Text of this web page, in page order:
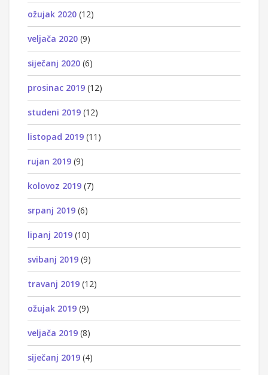
ožujak 2020 (12)
veljača 2020 (9)
siječanj 2020 (6)
prosinac 2019 (12)
studeni 2019 (12)
listopad 2019 (11)
rujan 2019 (9)
kolovoz 2019 (7)
srpanj 2019 (6)
lipanj 2019 (10)
svibanj 2019 (9)
travanj 2019 (12)
ožujak 2019 (9)
veljača 2019 (8)
siječanj 2019 (4)